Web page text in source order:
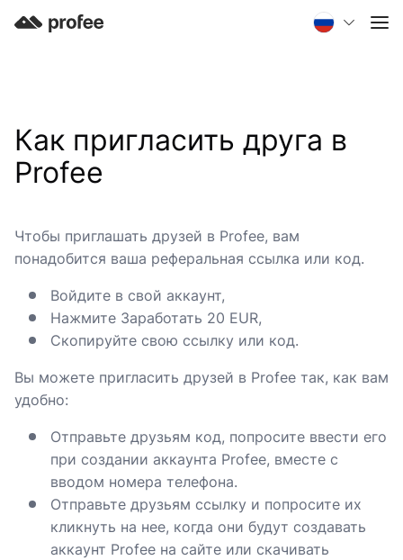
Как пригласить друга в
Profee
Чтобы приглашать друзей в Profee, вам
понадобится ваша реферальная ссылка или код.
Войдите в свой аккаунт,
Нажмите Заработать 20 EUR,
Скопируйте свою ссылку или код.
Вы можете пригласить друзей в Profee так, как вам
удобно:
Отправьте друзьям код, попросите ввести его
при создании аккаунта Profee, вместе с
вводом номера телефона.
Отправьте друзьям ссылку и попросите их
кликнуть на нее, когда они будут создавать
аккаунт Profee на сайте или скачивать